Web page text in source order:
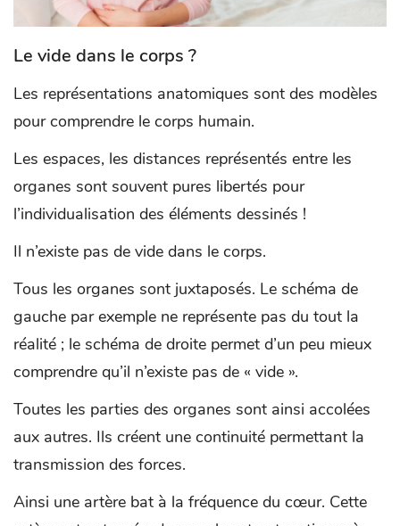
Le vide dans le corps ?
Les représentations anatomiques sont des modèles
pour comprendre le corps humain.
Les espaces, les distances représentés entre les
organes sont souvent pures libertés pour
l’individualisation des éléments dessinés !
Il n’existe pas de vide dans le corps.
Tous les organes sont juxtaposés. Le schéma de
gauche par exemple ne représente pas du tout la
réalité ; le schéma de droite permet d’un peu mieux
comprendre qu’il n’existe pas de « vide ».
Toutes les parties des organes sont ainsi accolées
aux autres. Ils créent une continuité permettant la
transmission des forces.
Ainsi une artère bat à la fréquence du cœur. Cette